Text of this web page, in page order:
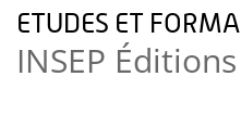
ETUDES ET FORMA
INSEP Éditions